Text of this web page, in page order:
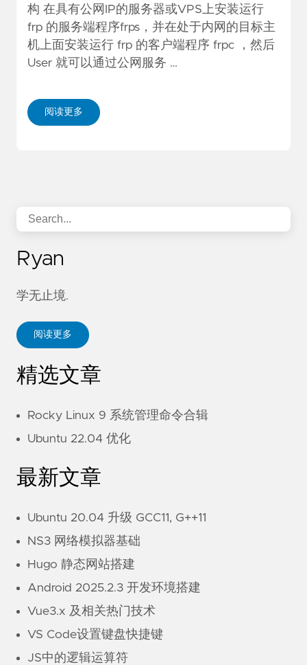
构 在具有公网IP的服务器或VPS上安装运行
frp 的服务端程序frps，并在处于内网的目标主
机上面安装运行 frp 的客户端程序 frpc ，然后
User 就可以通过公网服务 …
阅读更多
Ryan
学无止境.
阅读更多
精选文章
Rocky Linux 9 系统管理命令合辑
Ubuntu 22.04 优化
最新文章
Ubuntu 20.04 升级 GCC11, G++11
NS3 网络模拟器基础
Hugo 静态网站搭建
Android 2025.2.3 开发环境搭建
Vue3.x 及相关热门技术
VS Code设置键盘快捷键
JS中的逻辑运算符